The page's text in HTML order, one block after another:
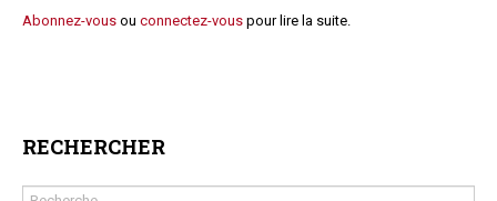
Abonnez-vous ou connectez-vous pour lire la suite.
RECHERCHER
Rechercher